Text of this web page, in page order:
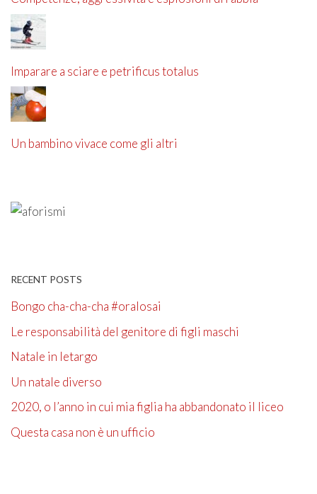
Imparare a sciare e petrificus totalus
Un bambino vivace come gli altri
RECENT POSTS
Bongo cha-cha-cha #oralosai
Le responsabilità del genitore di figli maschi
Natale in letargo
Un natale diverso
2020, o l’anno in cui mia figlia ha abbandonato il liceo
Questa casa non è un ufficio